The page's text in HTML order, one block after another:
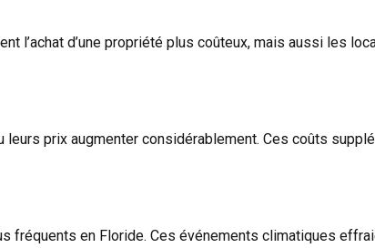
l’achat d’une propriété plus coûteux, mais aussi les
prix augmenter considérablement. Ces coûts
fréquents en Floride. Ces événements climatiques